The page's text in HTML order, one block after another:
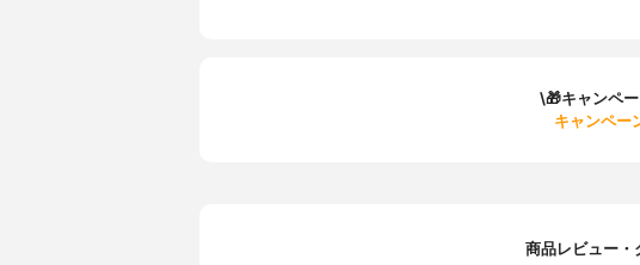
\🎁キャンペ
キャンペー
商品レビュー・